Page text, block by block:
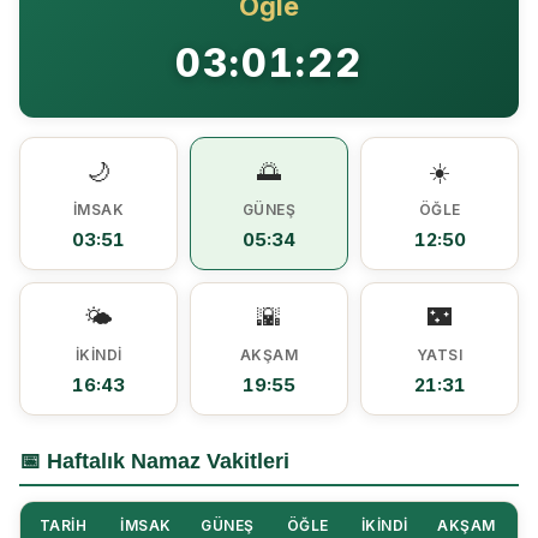
16:48 | Kaymakam Kaptanoğlu’ndan Kıbrıs Gazisi Recep Kıral’a iftar ziyareti
03:01:22
🌙
İMSAK
03:51
🌅
GÜNEŞ
05:34
☀️
ÖĞLE
12:50
🌤️
İKINDI
16:43
🌇
AKŞAM
19:55
🌃
YATSI
21:31
📅 Haftalık Namaz Vakitleri
TARIH İMSAK GÜNEŞ ÖĞLE İKINDI AKŞAM